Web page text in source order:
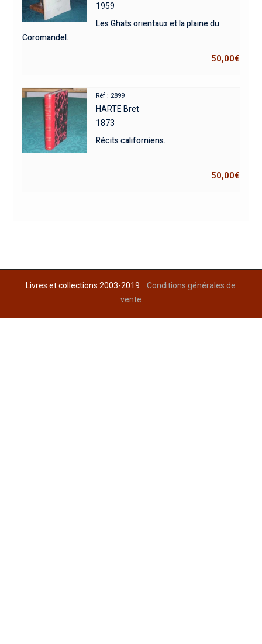
1959
Les Ghats orientaux et la plaine du
Coromandel.
50,00€
Réf : 2899
HARTE Bret
1873
Récits californiens.
50,00€
Livres et collections 2003-2019Conditions générales de
vente